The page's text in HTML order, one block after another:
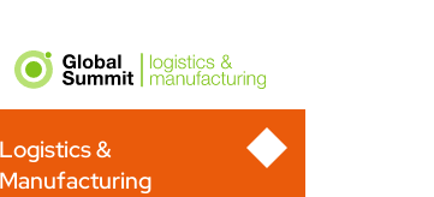
Logistics &
Manufacturing